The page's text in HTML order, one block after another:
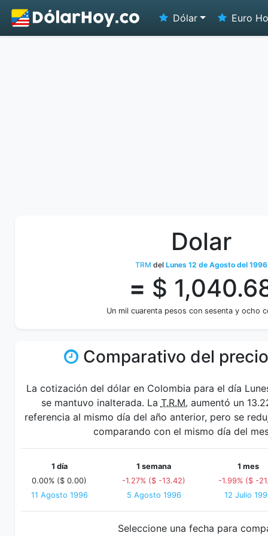
Dólar Euro
Dolar
TRM del Lunes 12 de Agosto del 1996
= $
Un mil cuarenta pesos con sesenta y ocho
Comparativo del
La cotización del dólar en Colombia para el día
se mantuvo inalterada. La T.R.M. aumentó un
referencia al mismo día del año anterior, pero se
comparando con el mismo día del
1 día
0.00% ($ 0.00)
11 Agosto 1996
1 semana
-1.27% ($ -13.42)
5 Agosto 1996
1 mes
-1.99% ($ -
12 Julio
Seleccione una fecha para